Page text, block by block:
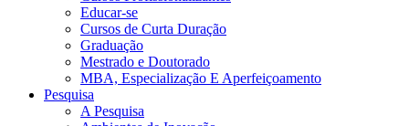
Educar-se
Cursos de Curta Duração
Graduação
Mestrado e Doutorado
MBA, Especialização E Aperfeiçoamento
Pesquisa
A Pesquisa